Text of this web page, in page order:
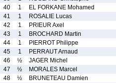
40
1 EL FORKANE Mohamed
41
1 ROSALIE Lucas
42
1 PRIEUR Axel
43
1 BROCHARD Martin
44
1 PIERROT Philippe
45
1 PERRAUT Arnaud
46
½ JAGER Michel
47
½ MORALES Marcel
48
½ BRUNETEAU Damien